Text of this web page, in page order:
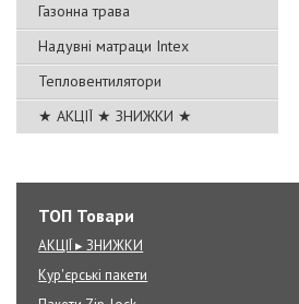
Газонна трава
Надувні матраци Intex
Тепловентилятори
★ АКЦІЇ ★ ЗНИЖКИ ★
ТОП Товари
АКЦІЇ ▸ ЗНИЖКИ
Кур'єрські пакети